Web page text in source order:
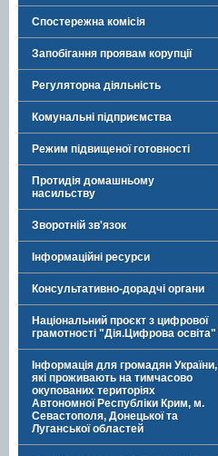
Спостережна комісія
Запобігання проявам корупції
Регуляторна діяльність
Комунальні підприємства
Режим підвищеної готовності
Протидія домашньому
насильству
Зворотній зв'язок
Інформаційні ресурси
Консультативно-дорадчі органи
Національний проєкт з цифрової
грамотності "Дія.Цифрова освіта"
Інформація для громадян України,
які проживають на тимчасово
окупованих територіях
Автономної Республіки Крим, м.
Севастополя, Донецької та
Луганської областей